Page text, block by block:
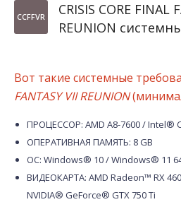
CCFFVR
CRISIS CORE FINAL
REUNION
Вот такие системные
FANTASY VII REUNION
ПРОЦЕССОР: AMD A8-7600 / Intel®
ОПЕРАТИВНАЯ ПАМЯТЬ: 8 GB
ОС: Windows® 10 / Windows® 11
ВИДЕОКАРТА: AMD Radeon™ RX
NVIDIA® GeForce® GTX 750 Ti